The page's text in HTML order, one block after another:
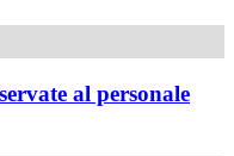
al personale